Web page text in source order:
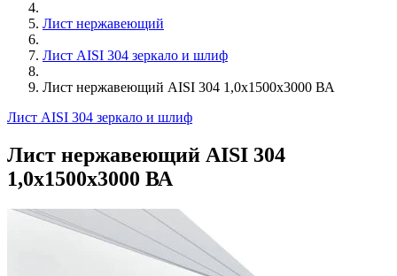
Лист нержавеющий
Лист AISI 304 зеркало и шлиф
Лист нержавеющий AISI 304 1,0х1500х3000 ВА
Лист AISI 304 зеркало и шлиф
Лист нержавеющий AISI 304
1,0х1500х3000 ВА